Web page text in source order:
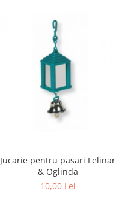
Jucarie pentru pasari Felinar
& Oglinda
10,00 Lei